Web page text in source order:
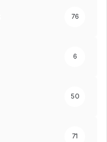
76
6
50
71